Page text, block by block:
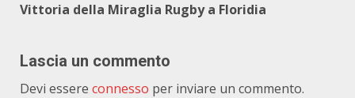
Vittoria della Miraglia Rugby a Floridia
Lascia un commento
Devi essere connesso per inviare un commento.